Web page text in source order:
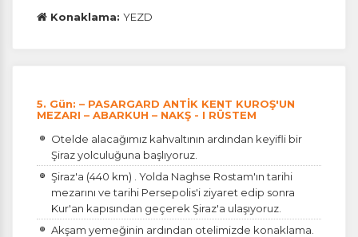
Pazarlama Çerezleri
Tercihleri Kaydet
Konaklama: YEZD
5. Gün: – PASARGARD ANTİK KENT KUROŞ'UN
MEZARI – ABARKUH – NAKŞ - I RÜSTEM
Otelde alacağımız kahvaltının ardından keyifli bir
Şiraz yolculuğuna başlıyoruz.
Şiraz'a (440 km) . Yolda Naghse Rostam'ın tarihi
mezarını ve tarihi Persepolis'i ziyaret edip sonra
Kur'an kapısından geçerek Şiraz'a ulaşıyoruz.
Akşam yemeğinin ardından otelimizde konaklama.